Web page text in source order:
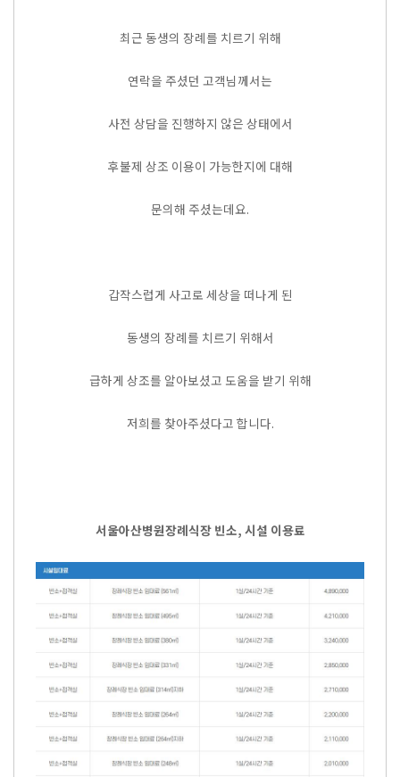
최근 동생의 장례를 치르기 위해
연락을 주셨던 고객님께서는
사전 상담을 진행하지 않은 상태에서
후불제 상조 이용이 가능한지에 대해
문의해 주셨는데요.
갑작스럽게 사고로 세상을 떠나게 된
동생의 장례를 치르기 위해서
급하게 상조를 알아보셨고 도움을 받기 위해
저희를 찾아주셨다고 합니다.
서울아산병원장례식장 빈소, 시설 이용료